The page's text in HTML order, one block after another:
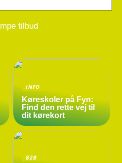
tilbud
INFO
Køreskoler på Fyn:
Find den rette vej til
dit kørekort
B2B